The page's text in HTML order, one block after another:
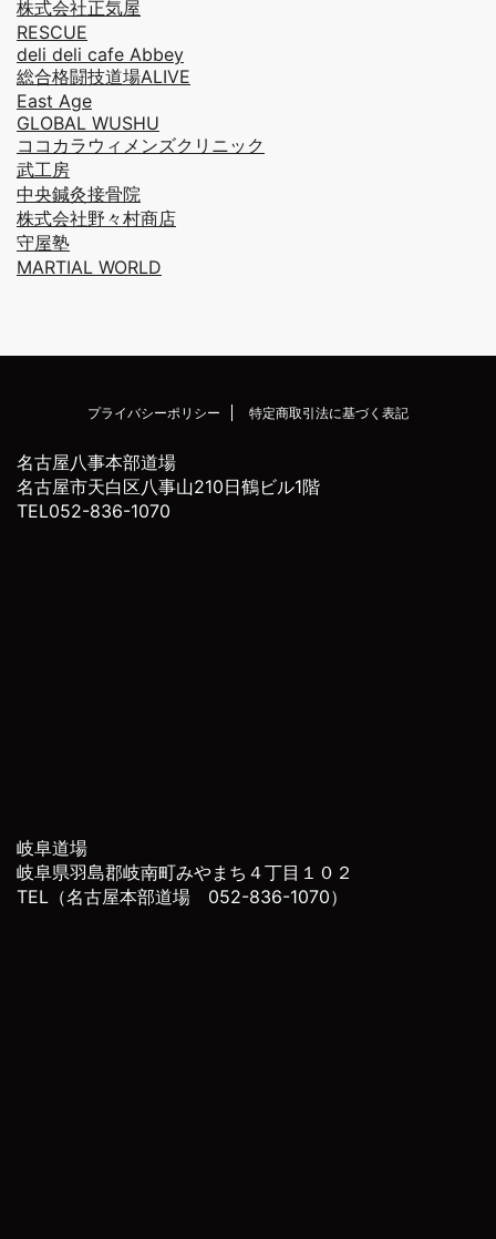
株式会社正気屋
RESCUE
deli deli cafe Abbey
総合格闘技道場ALIVE
East Age
GLOBAL WUSHU
ココカラウィメンズクリニック
武工房
中央鍼灸接骨院
株式会社野々村商店
守屋塾
MARTIAL WORLD
プライバシーポリシー 特定商取引法に基づく表記
名古屋八事本部道場
名古屋市天白区八事山210日鶴ビル1階
TEL052-836-1070
岐阜道場
岐阜県羽島郡岐南町みやまち４丁目１０２
TEL（名古屋本部道場 052-836-1070）